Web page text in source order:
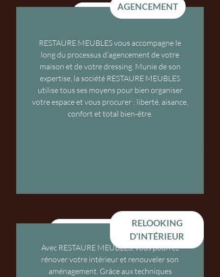
AGENCEMENT
AGENCEMENT
RESTAURE MEUBLES vous accompagne le
long du processus d’agencement de votre
maison et de votre dressing. Munie de son
expertise, la société RESTAURE MEUBLES
utilise tous ses moyens pour bien organiser
votre espace et vous procurer : liberté, aisance,
confort et total bien-être.
RELOOKING D’INTÉRIEUR
RELOOKING
D’INTÉRIEUR
Avec RESTAURE MEUBLES, vous pourrez
rénover votre intérieur et renouveler son
aménagement. Grâce aux techniques